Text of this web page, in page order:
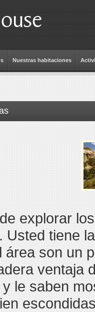
Nuestras habitaciones
explorar
Usted tiene
área son un
ventaja
le saben